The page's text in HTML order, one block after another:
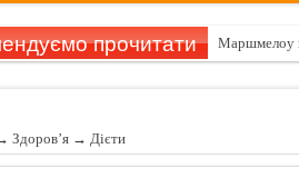
прочитати Маршмелоу
Шампуні
Здоров’я → Дiєти